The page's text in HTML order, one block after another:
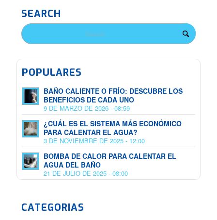
SEARCH
POPULARES
BAÑO CALIENTE O FRÍO: DESCUBRE LOS
BENEFICIOS DE CADA UNO
9 DE MARZO DE 2026 - 08:59
¿CUÁL ES EL SISTEMA MÁS ECONÓMICO
PARA CALENTAR EL AGUA?
3 DE NOVIEMBRE DE 2025 - 12:00
BOMBA DE CALOR PARA CALENTAR EL
AGUA DEL BAÑO
21 DE JULIO DE 2025 - 08:00
CATEGORIAS